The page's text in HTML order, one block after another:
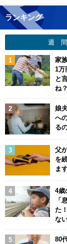
ランキング
週 間
家
1万
と
ね？
娘
へ
る
父
を
ま
4歳
「
た
な
80